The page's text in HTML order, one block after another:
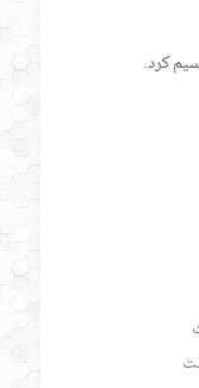
کرد.